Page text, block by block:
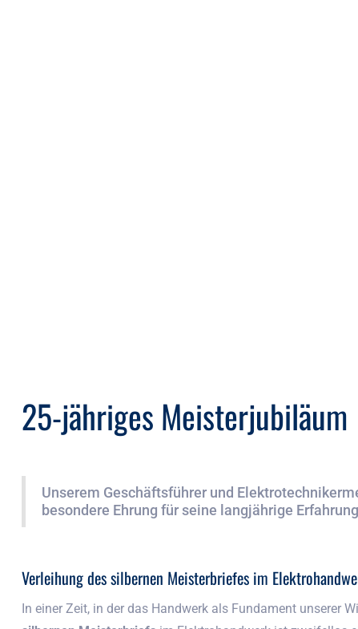
25-jähriges Meisterjubiläum
Unserem Geschäftsführer und
besondere Ehrung für seine langjährige
Verleihung des silbernen Meisterbriefes im
In einer Zeit, in der das Handwerk als Fundament unserer